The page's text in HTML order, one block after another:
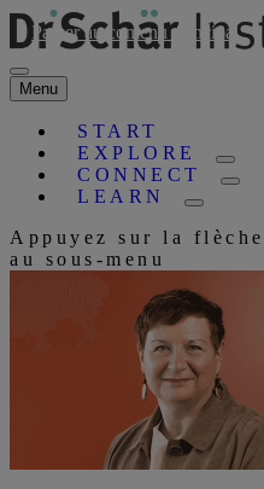
Passer au contenu principal
Menu
START
EXPLORE
CONNECT
LEARN
Appuyez sur la
au sous-menu